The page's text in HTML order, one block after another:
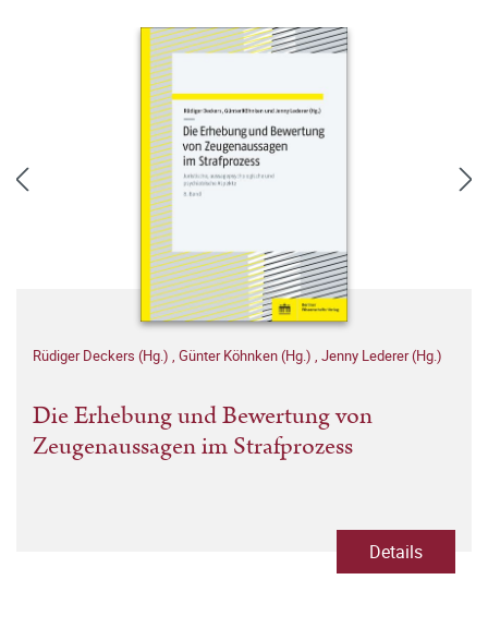
Rüdiger Deckers (Hg.) , Günter Köhnken (Hg.) , Jenny Lederer (Hg.)
Die Erhebung und Bewertung von
Zeugenaussagen im Strafprozess
Details